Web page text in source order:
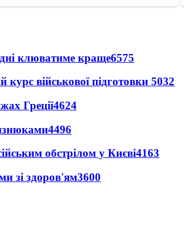
клюватиме краще6575
військової підготовки 5032
Греції4624
4496
обстрілом у Києві4163
зі здоров'ям3600